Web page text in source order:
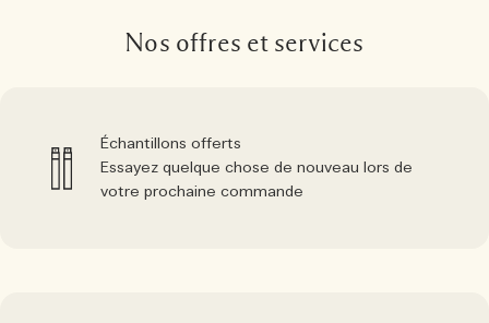
Nos offres et services
Échantillons offerts
Essayez quelque chose de nouveau lors de
votre prochaine commande